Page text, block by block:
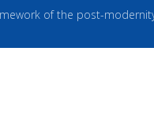
of the post-